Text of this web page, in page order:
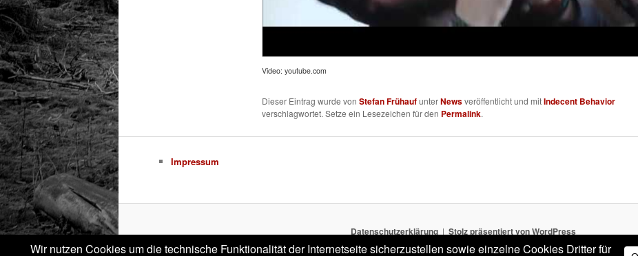
Video: youtube.com
Dieser Eintrag wurde von Stefan FrühaufunterNewsveröffentlicht und mitIndecent Behavior
verschlagwortet. Setze ein Lesezeichen für den Permalink.
Impressum
Datenschutzerklärung Stolz präsentiert von WordPress